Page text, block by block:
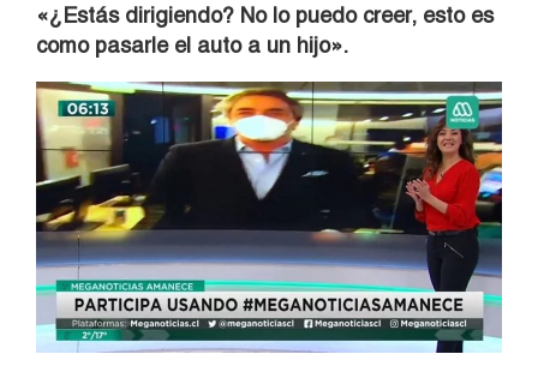
«¿Estás dirigiendo? No lo puedo creer, esto es
como pasarle el auto a un hijo».